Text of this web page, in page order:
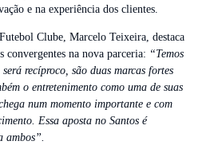
e na experiência dos clientes.
Clube, Marcelo Teixeira, destaca
na nova parceria: “Temos
recíproco, são duas marcas fortes
o entretenimento como uma de suas
num momento importante e com
Essa aposta no Santos é
ambos”.